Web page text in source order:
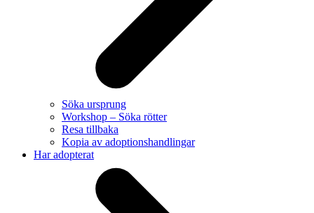
Söka ursprung
Workshop – Söka rötter
Resa tillbaka
Kopia av adoptionshandlingar
Har adopterat